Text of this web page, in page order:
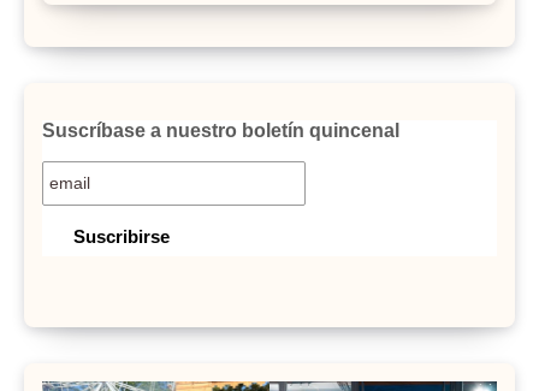
Suscríbase a nuestro boletín quincenal